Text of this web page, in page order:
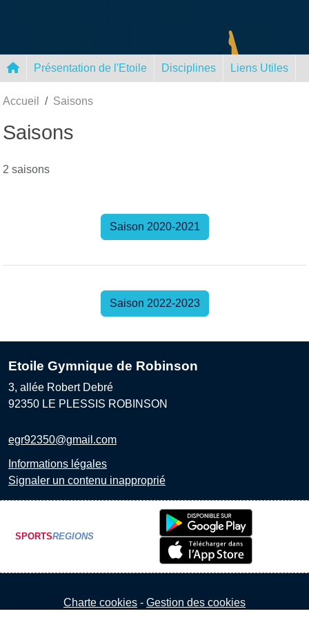
Présentation de l'Etoile Disciplines Liens Utiles
Accueil Saisons
Saisons
2 saisons
Saison 2020-2021
Saison 2022-2023
Etoile Gymnique de Robinson
3, allée Robert Debré
92350 LE PLESSIS ROBINSON
egr92350@gmail.com
Informations légales
Signaler un contenu inapproprié
SPORTSREGIONS
Charte cookies Gestion des cookies